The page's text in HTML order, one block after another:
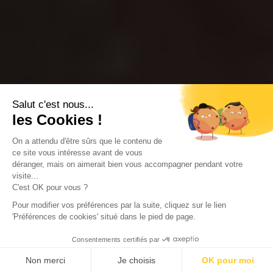
Salut c'est nous...
les Cookies !
On a attendu d'être sûrs que le contenu de
ce site vous intéresse avant de vous
déranger, mais on aimerait bien vous accompagner pendant votre
visite...
C'est OK pour vous ?
Pour modifier vos préférences par la suite, cliquez sur le lien
'Préférences de cookies' situé dans le pied de page.
Consentements certifiés par
Non merci Je choisis OK pour moi